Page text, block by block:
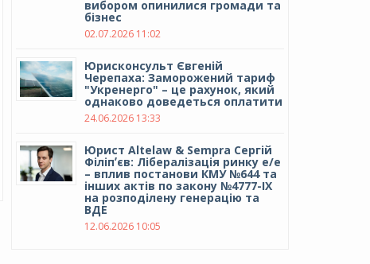
вибором опинилися громади та
бізнес
02.07.2026 11:02
Юрисконсульт Євгеній
Черепаха: Заморожений тариф
"Укренерго" – це рахунок, який
однаково доведеться оплатити
24.06.2026 13:33
Юрист Altelaw & Sempra Сергій
Філіпʼєв: Лібералізація ринку е/е
– вплив постанови КМУ №644 та
інших актів по закону №4777-IX
на розподілену генерацію та
ВДЕ
12.06.2026 10:05